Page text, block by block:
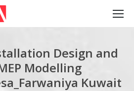
Design and
Modelling
Kuwait